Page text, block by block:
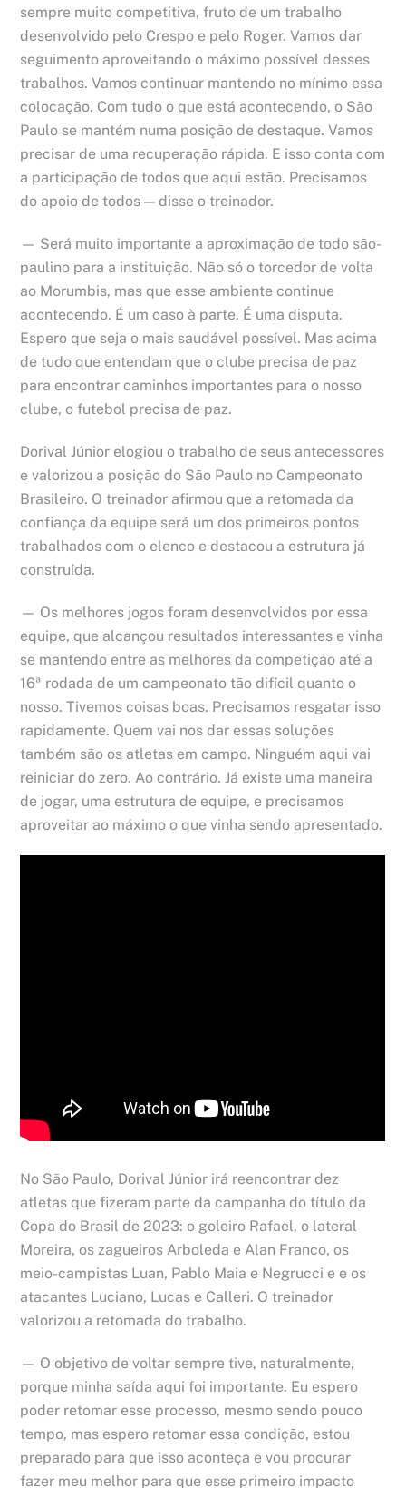
sempre muito competitiva, fruto de um trabalho
desenvolvido pelo Crespo e pelo Roger. Vamos dar
seguimento aproveitando o máximo possível desses
trabalhos. Vamos continuar mantendo no mínimo essa
colocação. Com tudo o que está acontecendo, o São
Paulo se mantém numa posição de destaque. Vamos
precisar de uma recuperação rápida. E isso conta com
a participação de todos que aqui estão. Precisamos
do apoio de todos — disse o treinador.
— Será muito importante a aproximação de todo são-
paulino para a instituição. Não só o torcedor de volta
ao Morumbis, mas que esse ambiente continue
acontecendo. É um caso à parte. É uma disputa.
Espero que seja o mais saudável possível. Mas acima
de tudo que entendam que o clube precisa de paz
para encontrar caminhos importantes para o nosso
clube, o futebol precisa de paz.
Dorival Júnior elogiou o trabalho de seus antecessores
e valorizou a posição do São Paulo no Campeonato
Brasileiro. O treinador afirmou que a retomada da
confiança da equipe será um dos primeiros pontos
trabalhados com o elenco e destacou a estrutura já
construída.
— Os melhores jogos foram desenvolvidos por essa
equipe, que alcançou resultados interessantes e vinha
se mantendo entre as melhores da competição até a
16ª rodada de um campeonato tão difícil quanto o
nosso. Tivemos coisas boas. Precisamos resgatar isso
rapidamente. Quem vai nos dar essas soluções
também são os atletas em campo. Ninguém aqui vai
reiniciar do zero. Ao contrário. Já existe uma maneira
de jogar, uma estrutura de equipe, e precisamos
aproveitar ao máximo o que vinha sendo apresentado.
No São Paulo, Dorival Júnior irá reencontrar dez
atletas que fizeram parte da campanha do título da
Copa do Brasil de 2023: o goleiro Rafael, o lateral
Moreira, os zagueiros Arboleda e Alan Franco, os
meio-campistas Luan, Pablo Maia e Negrucci e e os
atacantes Luciano, Lucas e Calleri. O treinador
valorizou a retomada do trabalho.
— O objetivo de voltar sempre tive, naturalmente,
porque minha saída aqui foi importante. Eu espero
poder retomar esse processo, mesmo sendo pouco
tempo, mas espero retomar essa condição, estou
preparado para que isso aconteça e vou procurar
fazer meu melhor para que esse primeiro impacto